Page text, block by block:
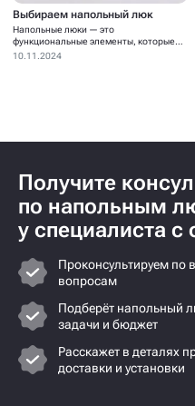
Выбираем напольный люк
Напольные люки — это
функциональные элементы, которые
устанавливаются для...
10.11.2024
Получите
по напольным
у специалиста с
Проконсультируем по
вопросам
Подберёт напольный
задачи и бюджет
Расскажет в деталях
доставки и установки